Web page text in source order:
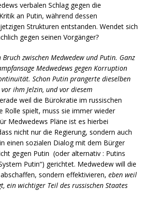
verbalen Schlag gegen die
an Putin, während dessen
Strukturen entstanden. Wendet sich
gegen seinen Vorgänger?
zwischen Medwedew und Putin. Ganz
Medwedews gegen Korruption
Schon Putin prangerte dieselben
ihm Jelzin, und vor diesem
weil die Bürokratie im russischen
Rolle spielt, muss sie immer wieder
Medwedews Pläne ist es hierbei
nicht nur die Regierung, sondern auch
einen sozialen Dialog mit dem Bürger
gegen Putin (oder alternativ : Putins
Putin“) gerichtet. Medwedew will die
sondern effektivieren, eben weil
ein wichtiger Teil des russischen Staates